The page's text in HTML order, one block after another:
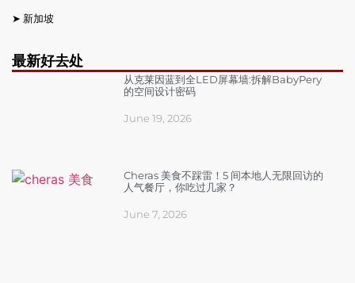
➤ 新加坡
最新好去处
从克莱因蓝到全LED屏幕墙:拆解BabyPery
的空间设计密码
June 19, 2026
Cheras 美食不踩雷！5 间本地人无限回访的
人气餐厅，你吃过几家？
June 7, 2026